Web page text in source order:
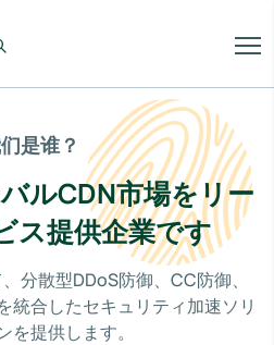
是谁？
ルCDN市場をリー
ス提供企業です
分散型DDoS防御、CC防御、
統合したセキュリティ加速ソリ
を提供します。